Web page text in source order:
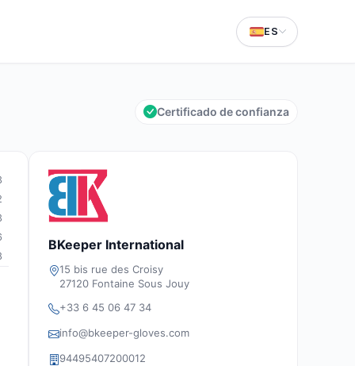
ES
Certificado de confianza
BKeeper International
15 bis rue des Croisy
27120 Fontaine Sous Jouy
+33 6 45 06 47 34
info@bkeeper-gloves.com
94495407200012